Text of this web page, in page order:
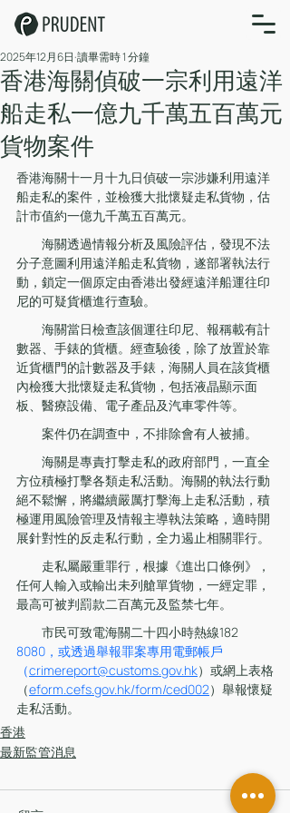
​香港海關偵破一宗利用遠洋
船走私一億九千萬五百萬元
貨物案件
2025年12月6日 讀畢需時 1 分鐘
香港海關十一月十九日偵破一宗涉嫌利用遠洋
船走私的案件，並檢獲大批懷疑走私貨物，估
計市值約一億九千萬五百萬元。
海關透過情報分析及風險評估，發現不法
分子意圖利用遠洋船走私貨物，遂部署執法行
動，鎖定一個原定由香港出發經遠洋船運往印
尼的可疑貨櫃進行查驗。
海關當日檢查該個運往印尼、報稱載有計
數器、手錶的貨櫃。經查驗後，除了放置於靠
近貨櫃門的計數器及手錶，海關人員在該貨櫃
內檢獲大批懷疑走私貨物，包括液晶顯示面
板、醫療設備、電子產品及汽車零件等。
案件仍在調查中，不排除會有人被捕。
海關是專責打擊走私的政府部門，一直全
方位積極打擊各類走私活動。海關的執法行動
絕不鬆懈，將繼續嚴厲打擊海上走私活動，積
極運用風險管理及情報主導執法策略，適時開
展針對性的反走私行動，全力遏止相關罪行。
走私屬嚴重罪行，根據《進出口條例》，
任何人輸入或輸出未列艙單貨物，一經定罪，
最高可被判罰款二百萬元及監禁七年。
市民可致電海關二十四小時熱線182
8080，或透過舉報罪案專用電郵帳戶
（crimereport@customs.gov.hk）或網上表格
（eform.cefs.gov.hk/form/ced002）舉報懷疑
走私活動。
香港
最新監管消息